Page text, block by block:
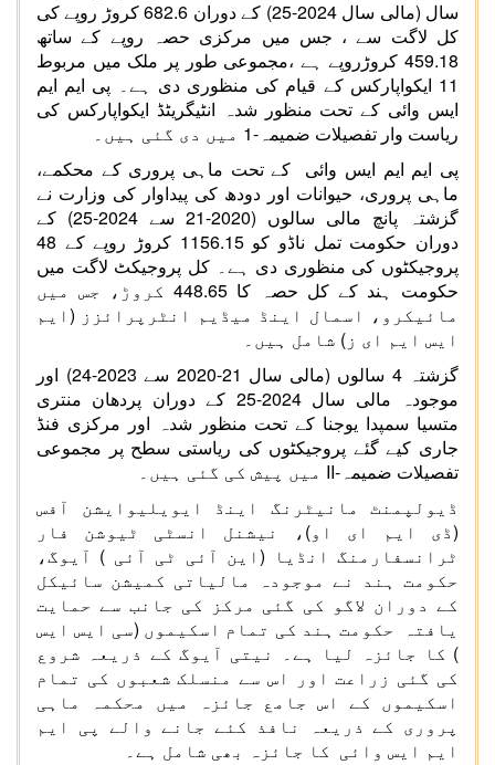
سال (مالی سال 2024-25) کے دوران 682.6 کروڑ روپے کی
کل لاگت سے ، جس میں مرکزی حصہ روپے کے ساتھ
459.18 کروڑروپے ہے ،مجموعی طور پر ملک میں مربوط
11 ایکواپارکس کے قیام کی منظوری دی ہے۔ پی ایم ایم
ایس وائی کے تحت منظور شدہ انٹیگریٹڈ ایکواپارکس کی
ریاست وار تفصیلات ضمیمہ-1 میں دی گئی ہیں۔
پی ایم ایم ایس وائی کے تحت ماہی پروری کے محکمے،
ماہی پروری، حیوانات اور دودھ کی پیداوار کی وزارت نے
گزشتہ پانچ مالی سالوں (2020-21 سے 2024-25) کے
دوران حکومت تمل ناڈو کو 1156.15 کروڑ روپے کے 48
پروجیکٹوں کی منظوری دی ہے۔ کل پروجیکٹ لاگت میں
حکومت ہند کے کل حصہ کا 448.65 کروڑ، جس میں
مائیکرو، اسمال اینڈ میڈیم انٹرپرائزز (ایم
ایس ایم ای ز) شامل ہیں۔
گزشتہ 4 سالوں (مالی سال
2020-21
سے 2023-24) اور
موجودہ مالی سال 2024-25 کے دوران پردھان منتری
متسیا سمپدا یوجنا کے تحت منظور شدہ اور مرکزی فنڈ
جاری کیے گئے پروجیکٹوں کی ریاستی سطح پر مجموعی
تفصیلات ضمیمہ-II میں پیش کی گئی ہیں۔
ڈیولپمنٹ مانیٹرنگ اینڈ ایویلیوایشن آفس
(ڈی ایم ای او)، نیشنل انسٹی ٹیوشن فار
ٹرانسفارمنگ انڈیا (این آئی ٹی آئی ) آیوگ،
حکومت ہند نے موجودہ مالیاتی کمیشن سائیکل
کے دوران لاگو کی گئی مرکز کی جانب سے حمایت
یافتہ حکومت ہند کی تمام اسکیموں (سی ایس ایس
) کا جائزہ لیا ہے۔ نیتی آیوگ کے ذریعہ شروع
کی گئی زراعت اور اس سے منسلک شعبوں کی تمام
اسکیموں کے اس جامع جائزہ میں محکمہ ماہی
پروری کے ذریعہ نافذ کئے جانے والے پی ایم
ایم ایس وائی کا جائزہ بھی شامل ہے۔